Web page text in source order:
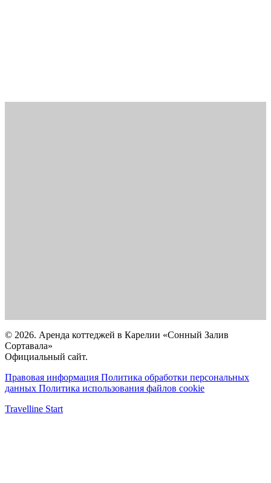
© 2026. Аренда коттеджей в Карелии «Сонный Залив
Сортавала»
Официальный сайт.
Правовая информация Политика обработки персональных
данных Политика использования файлов cookie
Travelline Start